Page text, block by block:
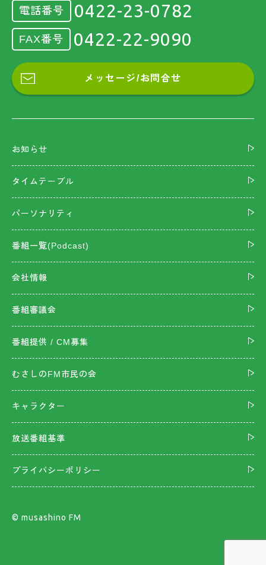
電話番号 0422-23-0782
FAX番号 0422-22-9090
メッセージ/お問合せ
お知らせ
タイムテーブル
パーソナリティ
番組一覧(Podcast)
会社情報
番組審議会
番組提供 / CM募集
むさしのFM市民の会
キャラクター
放送番組基準
プライバシーポリシー
©︎ musashino FM